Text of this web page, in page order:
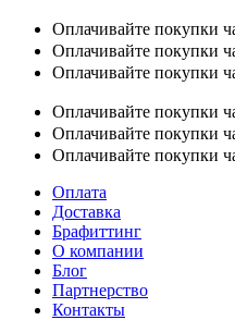
Оплачивайте покупки
Оплачивайте покупки
Оплачивайте покупки
Оплачивайте покупки
Оплачивайте покупки
Оплачивайте покупки
Оплата
Доставка
Брафиттинг
О компании
Блог
Партнерство
Контакты